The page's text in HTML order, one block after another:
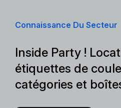
Connaissance Du Secteur
Inside Party !
étiquettes de
catégories et